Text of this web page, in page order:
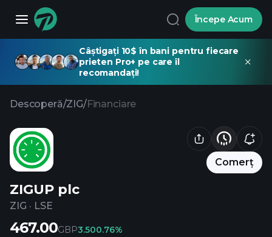
Începe Acum
Câștigați 10$ în bani pentru fiecare
prieten Pro+ pe care îl
recomandați!
Descoperă/ZIG/Financiare
Comerț
ZIGUP plc
ZIG · LSE
467.00GBP3.500.76%